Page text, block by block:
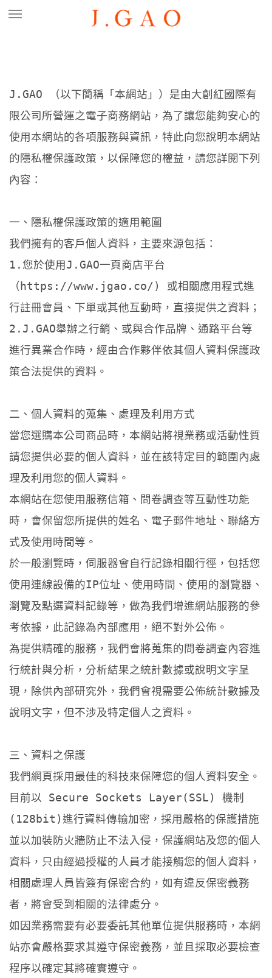
J.GAO （以下簡稱「本網站」）是由大創紅國際有
限公司所營運之電子商務網站，為了讓您能夠安心的
使用本網站的各項服務與資訊，特此向您說明本網站
的隱私權保護政策，以保障您的權益，請您詳閱下列
內容：
一、隱私權保護政策的適用範圍
我們擁有的客戶個人資料，主要來源包括：
1.您於使用J.GAO一頁商店平台
（https://www.jgao.co/) 或相關應用程式進
行註冊會員、下單或其他互動時，直接提供之資料；
2.J.GAO舉辦之行銷、或與合作品牌、通路平台等
進行異業合作時，經由合作夥伴依其個人資料保護政
策合法提供的資料。
二、個人資料的蒐集、處理及利用方式
當您選購本公司商品時，本網站將視業務或活動性質
請您提供必要的個人資料，並在該特定目的範圍內處
理及利用您的個人資料。
本網站在您使用服務信箱、問卷調查等互動性功能
時，會保留您所提供的姓名、電子郵件地址、聯絡方
式及使用時間等。
於一般瀏覽時，伺服器會自行記錄相關行徑，包括您
使用連線設備的IP位址、使用時間、使用的瀏覽器、
瀏覽及點選資料記錄等，做為我們增進網站服務的參
考依據，此記錄為內部應用，絕不對外公佈。
為提供精確的服務，我們會將蒐集的問卷調查內容進
行統計與分析，分析結果之統計數據或說明文字呈
現，除供內部研究外，我們會視需要公佈統計數據及
說明文字，但不涉及特定個人之資料。
三、資料之保護
我們網頁採用最佳的科技來保障您的個人資料安全。
目前以 Secure Sockets Layer(SSL) 機制
(128bit)進行資料傳輸加密，採用嚴格的保護措施
並以加裝防火牆防止不法入侵，保護網站及您的個人
資料，只由經過授權的人員才能接觸您的個人資料，
相關處理人員皆簽有保密合約，如有違反保密義務
者，將會受到相關的法律處分。
如因業務需要有必要委託其他單位提供服務時，本網
站亦會嚴格要求其遵守保密義務，並且採取必要檢查
程序以確定其將確實遵守。